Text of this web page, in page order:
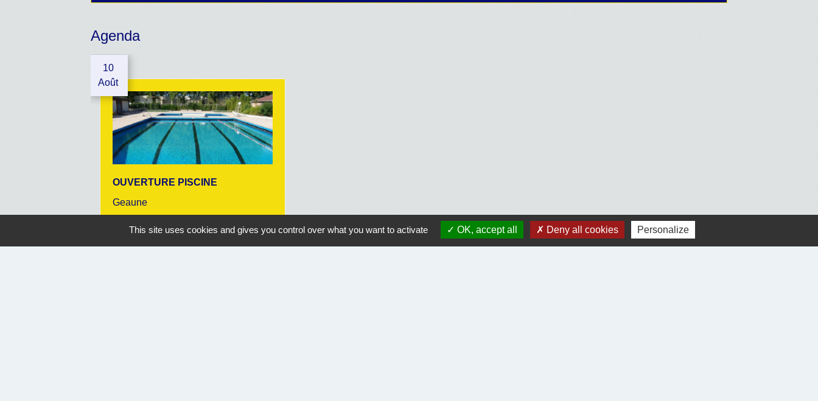
Agenda
10
Août
OUVERTURE PISCINE
Geaune
07/07/2026 au 30/08/2026
This site uses cookies and gives you control over what you want to activate OK, accept all Deny all cookies Personalize